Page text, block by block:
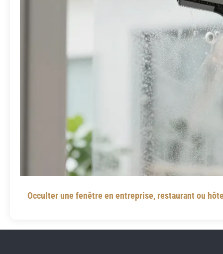
Occulter une fenêtre en entreprise, restaurant ou